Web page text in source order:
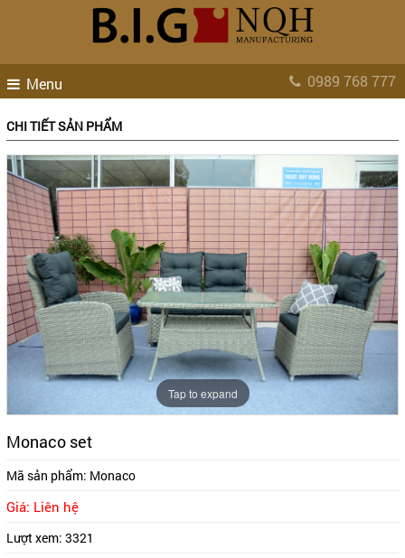
Menu 0989 768 777
CHI TIẾT SẢN PHẨM
Tap to expand
Monaco set
Mã sản phẩm: Monaco
Giá: Liên hệ
Lượt xem: 3321